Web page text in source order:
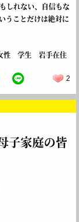
しれない、自信もな
うことだけは絶対に
性 学生 岩手在住
2
子家庭の皆